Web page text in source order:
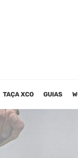
TAÇA XCO GUIAS